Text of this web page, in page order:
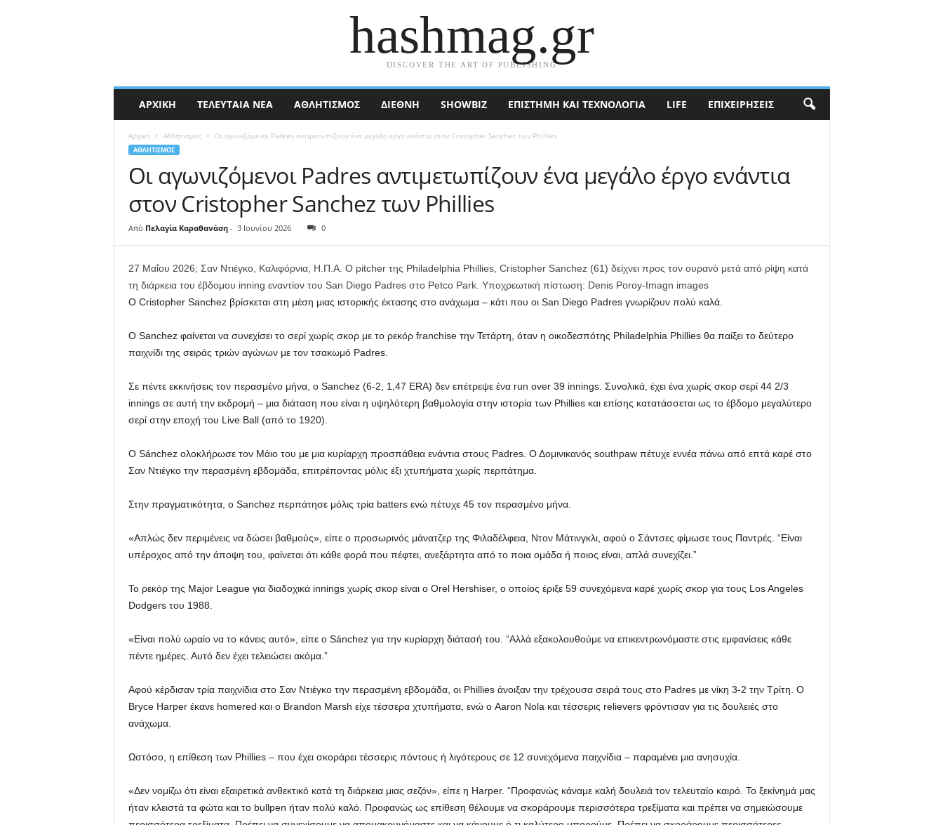
hashmag.gr
DISCOVER THE ART OF PUBLISHING
ΑΡΧΙΚΉ ΤΕΛΕΥΤΑΊΑ ΝΈΑ ΑΘΛΗΤΙΣΜΟΣ ΔΙΕΘΝΉ SHOWBIZ ΕΠΙΣΤΉΜΗ ΚΑΙ ΤΕΧΝΟΛΟΓΊΑ LIFE ΕΠΙΧΕΙΡΉΣΕΙΣ
Αρχική Αθλητισμος Οι αγωνιζόμενοι Padres αντιμετωπίζουν ένα μεγάλο έργο ενάντια στον Cristopher Sanchez των Phillies
ΑΘΛΗΤΙΣΜΟΣ
Οι αγωνιζόμενοι Padres αντιμετωπίζουν ένα μεγάλο έργο ενάντια
στον Cristopher Sanchez των Phillies
Από Πελαγία Καραθανάση - 3 Ιουνίου 2026 0
27 Μαΐου 2026; Σαν Ντιέγκο, Καλιφόρνια, Η.Π.Α. Ο pitcher της Philadelphia Phillies, Cristopher Sanchez (61) δείχνει προς τον ουρανό μετά από ρίψη κατά
τη διάρκεια του έβδομου inning εναντίον του San Diego Padres στο Petco Park. Υποχρεωτική πίστωση: Denis Poroy-Imagn images
Ο Cristopher Sanchez βρίσκεται στη μέση μιας ιστορικής έκτασης στο ανάχωμα – κάτι που οι San Diego Padres γνωρίζουν πολύ καλά.
Ο Sanchez φαίνεται να συνεχίσει το σερί χωρίς σκορ με το ρεκόρ franchise την Τετάρτη, όταν η οικοδεσπότης Philadelphia Phillies θα παίξει το δεύτερο
παιχνίδι της σειράς τριών αγώνων με τον τσακωμό Padres.
Σε πέντε εκκινήσεις τον περασμένο μήνα, ο Sanchez (6-2, 1,47 ERA) δεν επέτρεψε ένα run over 39 innings. Συνολικά, έχει ένα χωρίς σκορ σερί 44 2/3
innings σε αυτή την εκδρομή – μια διάταση που είναι η υψηλότερη βαθμολογία στην ιστορία των Phillies και επίσης κατατάσσεται ως το έβδομο μεγαλύτερο
σερί στην εποχή του Live Ball (από το 1920).
Ο Sánchez ολοκλήρωσε τον Μάιο του με μια κυρίαρχη προσπάθεια ενάντια στους Padres. Ο Δομινικανός southpaw πέτυχε εννέα πάνω από επτά καρέ στο
Σαν Ντιέγκο την περασμένη εβδομάδα, επιτρέποντας μόλις έξι χτυπήματα χωρίς περπάτημα.
Στην πραγματικότητα, ο Sanchez περπάτησε μόλις τρία batters ενώ πέτυχε 45 τον περασμένο μήνα.
«Απλώς δεν περιμένεις να δώσει βαθμούς», είπε ο προσωρινός μάνατζερ της Φιλαδέλφεια, Ντον Μάτινγκλι, αφού ο Σάντσες φίμωσε τους Παντρές. “Είναι
υπέροχος από την άποψη του, φαίνεται ότι κάθε φορά που πέφτει, ανεξάρτητα από το ποια ομάδα ή ποιος είναι, απλά συνεχίζει.”
Το ρεκόρ της Major League για διαδοχικά innings χωρίς σκορ είναι ο Orel Hershiser, ο οποίος έριξε 59 συνεχόμενα καρέ χωρίς σκορ για τους Los Angeles
Dodgers του 1988.
«Είναι πολύ ωραίο να το κάνεις αυτό», είπε ο Sánchez για την κυρίαρχη διάτασή του. “Αλλά εξακολουθούμε να επικεντρωνόμαστε στις εμφανίσεις κάθε
πέντε ημέρες. Αυτό δεν έχει τελειώσει ακόμα.”
Αφού κέρδισαν τρία παιχνίδια στο Σαν Ντιέγκο την περασμένη εβδομάδα, οι Phillies άνοιξαν την τρέχουσα σειρά τους στο Padres με νίκη 3-2 την Τρίτη. Ο
Bryce Harper έκανε homered και ο Brandon Marsh είχε τέσσερα χτυπήματα, ενώ ο Aaron Nola και τέσσερις relievers φρόντισαν για τις δουλειές στο
ανάχωμα.
Ωστόσο, η επίθεση των Phillies – που έχει σκοράρει τέσσερις πόντους ή λιγότερους σε 12 συνεχόμενα παιχνίδια – παραμένει μια ανησυχία.
«Δεν νομίζω ότι είναι εξαιρετικά ανθεκτικό κατά τη διάρκεια μιας σεζόν», είπε η Harper. “Προφανώς κάναμε καλή δουλειά τον τελευταίο καιρό. Το ξεκίνημά μας
ήταν κλειστά τα φώτα και το bullpen ήταν πολύ καλό. Προφανώς ως επίθεση θέλουμε να σκοράρουμε περισσότερα τρεξίματα και πρέπει να σημειώσουμε